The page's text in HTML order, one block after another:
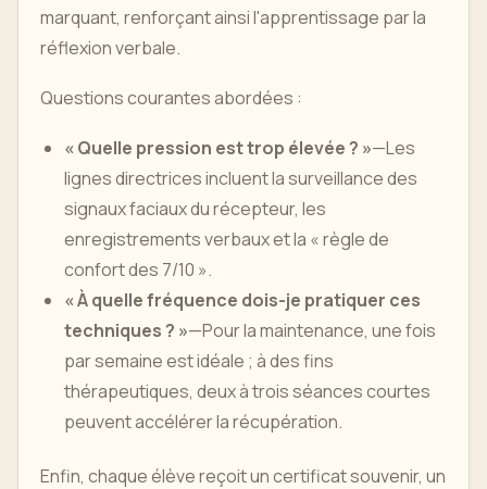
marquant, renforçant ainsi l'apprentissage par la
réflexion verbale.
Questions courantes abordées :
« Quelle pression est trop élevée ? »—Les
lignes directrices incluent la surveillance des
signaux faciaux du récepteur, les
enregistrements verbaux et la « règle de
confort des 7/10 ».
« À quelle fréquence dois-je pratiquer ces
techniques ? »—Pour la maintenance, une fois
par semaine est idéale ; à des fins
thérapeutiques, deux à trois séances courtes
peuvent accélérer la récupération.
Enfin, chaque élève reçoit un certificat souvenir, un